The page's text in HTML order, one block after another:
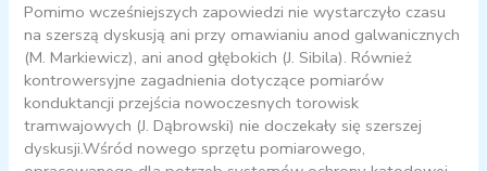
Pomimo wcześniejszych zapowiedzi nie wystarczyło czasu
na szerszą dyskusją ani przy omawianiu anod galwanicznych
(M. Markiewicz), ani anod głębokich (J. Sibila). Również
kontrowersyjne zagadnienia dotyczące pomiarów
konduktancji przejścia nowoczesnych torowisk
tramwajowych (J. Dąbrowski) nie doczekały się szerszej
dyskusji.Wśród nowego sprzętu pomiarowego,